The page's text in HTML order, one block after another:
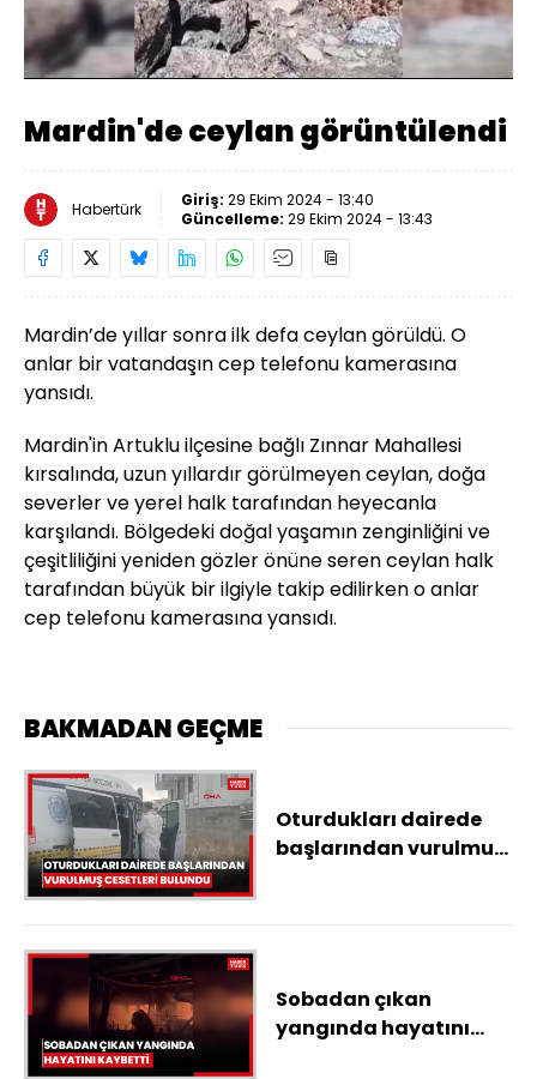
Aç
480
Yüklendi:
100.00%
Oynatma
Hızı
Mardin'de ceylan görüntülendi
Habertürk Giriş: 29 Ekim 2024 - 13:40
Güncelleme: 29 Ekim 2024 - 13:43
Mardin’de yıllar sonra ilk defa ceylan görüldü. O
anlar bir vatandaşın cep telefonu kamerasına
yansıdı.
Mardin'in Artuklu ilçesine bağlı Zınnar Mahallesi
kırsalında, uzun yıllardır görülmeyen ceylan, doğa
severler ve yerel halk tarafından heyecanla
karşılandı. Bölgedeki doğal yaşamın zenginliğini ve
çeşitliliğini yeniden gözler önüne seren ceylan halk
tarafından büyük bir ilgiyle takip edilirken o anlar
cep telefonu kamerasına yansıdı.
BAKMADAN GEÇME
Oturdukları dairede
başlarından vurulmuş
Sobadan çıkan
yangında hayatını